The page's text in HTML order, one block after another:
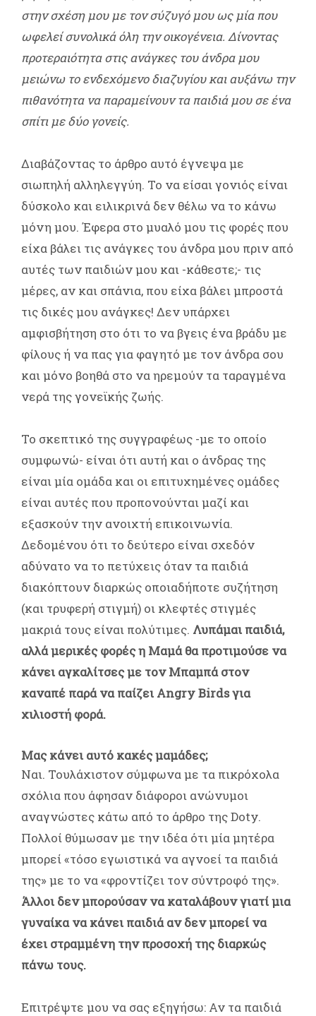
στην σχέση μου με τον σύζυγό μου ως μία που
ωφελεί συνολικά όλη την οικογένεια. Δίνοντας
προτεραιότητα στις ανάγκες του άνδρα μου
μειώνω το ενδεχόμενο διαζυγίου και αυξάνω την
πιθανότητα να παραμείνουν τα παιδιά μου σε ένα
σπίτι με δύο γονείς.
Διαβάζοντας το άρθρο αυτό έγνεψα με
σιωπηλή αλληλεγγύη. Το να είσαι γονιός είναι
δύσκολο και ειλικρινά δεν θέλω να το κάνω
μόνη μου. Έφερα στο μυαλό μου τις φορές που
είχα βάλει τις ανάγκες του άνδρα μου πριν από
αυτές των παιδιών μου και -κάθεστε;- τις
μέρες, αν και σπάνια, που είχα βάλει μπροστά
τις δικές μου ανάγκες! Δεν υπάρχει
αμφισβήτηση στο ότι το να βγεις ένα βράδυ με
φίλους ή να πας για φαγητό με τον άνδρα σου
και μόνο βοηθά στο να ηρεμούν τα ταραγμένα
νερά της γονεϊκής ζωής.
Το σκεπτικό της συγγραφέως -με το οποίο
συμφωνώ- είναι ότι αυτή και ο άνδρας της
είναι μία ομάδα και οι επιτυχημένες ομάδες
είναι αυτές που προπονούνται μαζί και
εξασκούν την ανοιχτή επικοινωνία.
Δεδομένου ότι το δεύτερο είναι σχεδόν
αδύνατο να το πετύχεις όταν τα παιδιά
διακόπτουν διαρκώς οποιαδήποτε συζήτηση
(και τρυφερή στιγμή) οι κλεφτές στιγμές
μακριά τους είναι πολύτιμες. Λυπάμαι παιδιά,
αλλά μερικές φορές η Μαμά θα προτιμούσε να
κάνει αγκαλίτσες με τον Μπαμπά στον
καναπέ παρά να παίζει Angry Birds για
χιλιοστή φορά.
Μας κάνει αυτό κακές μαμάδες;
Ναι. Τουλάχιστον σύμφωνα με τα πικρόχολα
σχόλια που άφησαν διάφοροι ανώνυμοι
αναγνώστες κάτω από το άρθρο της Doty.
Πολλοί θύμωσαν με την ιδέα ότι μία μητέρα
μπορεί «τόσο εγωιστικά να αγνοεί τα παιδιά
της» με το να «φροντίζει τον σύντροφό της».
Άλλοι δεν μπορούσαν να καταλάβουν γιατί μια
γυναίκα να κάνει παιδιά αν δεν μπορεί να
έχει στραμμένη την προσοχή της διαρκώς
πάνω τους.
Επιτρέψτε μου να σας εξηγήσω: Αν τα παιδιά